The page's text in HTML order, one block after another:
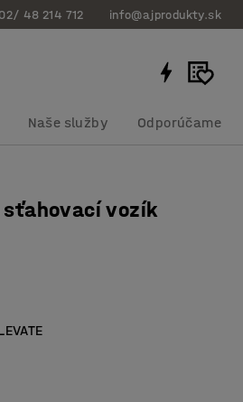
02/ 48 214 712 info@ajprodukty.sk
Naše služby Odporúčame
vozík